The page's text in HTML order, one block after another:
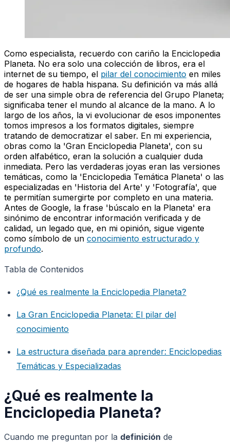
Como especialista, recuerdo con cariño la Enciclopedia
Planeta. No era solo una colección de libros, era el
internet de su tiempo, el pilar del conocimiento en miles
de hogares de habla hispana. Su definición va más allá
de ser una simple obra de referencia del Grupo Planeta;
significaba tener el mundo al alcance de la mano. A lo
largo de los años, la vi evolucionar de esos imponentes
tomos impresos a los formatos digitales, siempre
tratando de democratizar el saber. En mi experiencia,
obras como la 'Gran Enciclopedia Planeta', con su
orden alfabético, eran la solución a cualquier duda
inmediata. Pero las verdaderas joyas eran las versiones
temáticas, como la 'Enciclopedia Temática Planeta' o las
especializadas en 'Historia del Arte' y 'Fotografía', que
te permitían sumergirte por completo en una materia.
Antes de Google, la frase 'búscalo en la Planeta' era
sinónimo de encontrar información verificada y de
calidad, un legado que, en mi opinión, sigue vigente
como símbolo de un conocimiento estructurado y
profundo.
Tabla de Contenidos
¿Qué es realmente la Enciclopedia Planeta?
La Gran Enciclopedia Planeta: El pilar del
conocimiento
La estructura diseñada para aprender: Enciclopedias
Temáticas y Especializadas
¿Qué es realmente la
Enciclopedia Planeta?
Cuando me preguntan por la definición de